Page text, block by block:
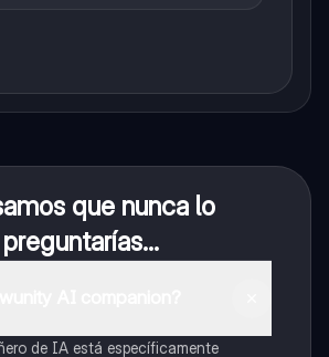
que nunca lo
preguntarías...
de IA está específicamente